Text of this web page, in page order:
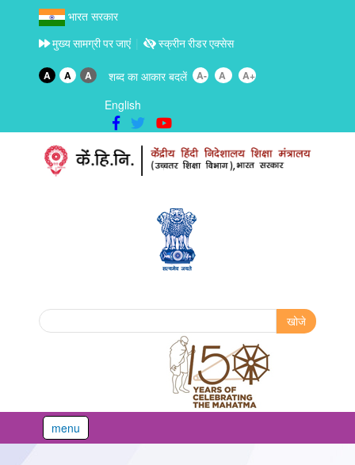
भारत सरकार
मुख्य सामग्री पर जाएं स्क्रीन रीडर एक्सेस
A A A शब्द का आकार बदलें A- A A+
English
Search form
खोजे
menu